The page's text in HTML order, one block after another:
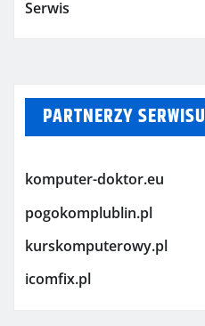
Serwis
PARTNERZY SERWISU
komputer-doktor.eu
pogokomplublin.pl
kurskomputerowy.pl
icomfix.pl